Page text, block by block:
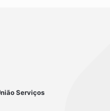
Serviços